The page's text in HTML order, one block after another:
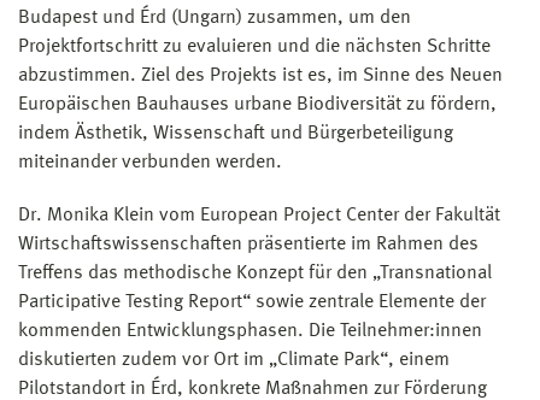
Budapest und Érd (Ungarn) zusammen, um den
Projektfortschritt zu evaluieren und die nächsten Schritte
abzustimmen. Ziel des Projekts ist es, im Sinne des Neuen
Europäischen Bauhauses urbane Biodiversität zu fördern,
indem Ästhetik, Wissenschaft und Bürgerbeteiligung
miteinander verbunden werden.
Dr. Monika Klein vom European Project Center der Fakultät
Wirtschaftswissenschaften präsentierte im Rahmen des
Treffens das methodische Konzept für den „Transnational
Participative Testing Report“ sowie zentrale Elemente der
kommenden Entwicklungsphasen. Die Teilnehmer:innen
diskutierten zudem vor Ort im „Climate Park“, einem
Pilotstandort in Érd, konkrete Maßnahmen zur Förderung